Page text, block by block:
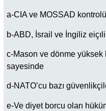
a-CIA ve MOSSAD
b-ABD, İsrail ve İngiliz
c-Mason ve dönme yüksek
sayesinde
d-NATO’cu bazı
e-Ve diyet borcu olan